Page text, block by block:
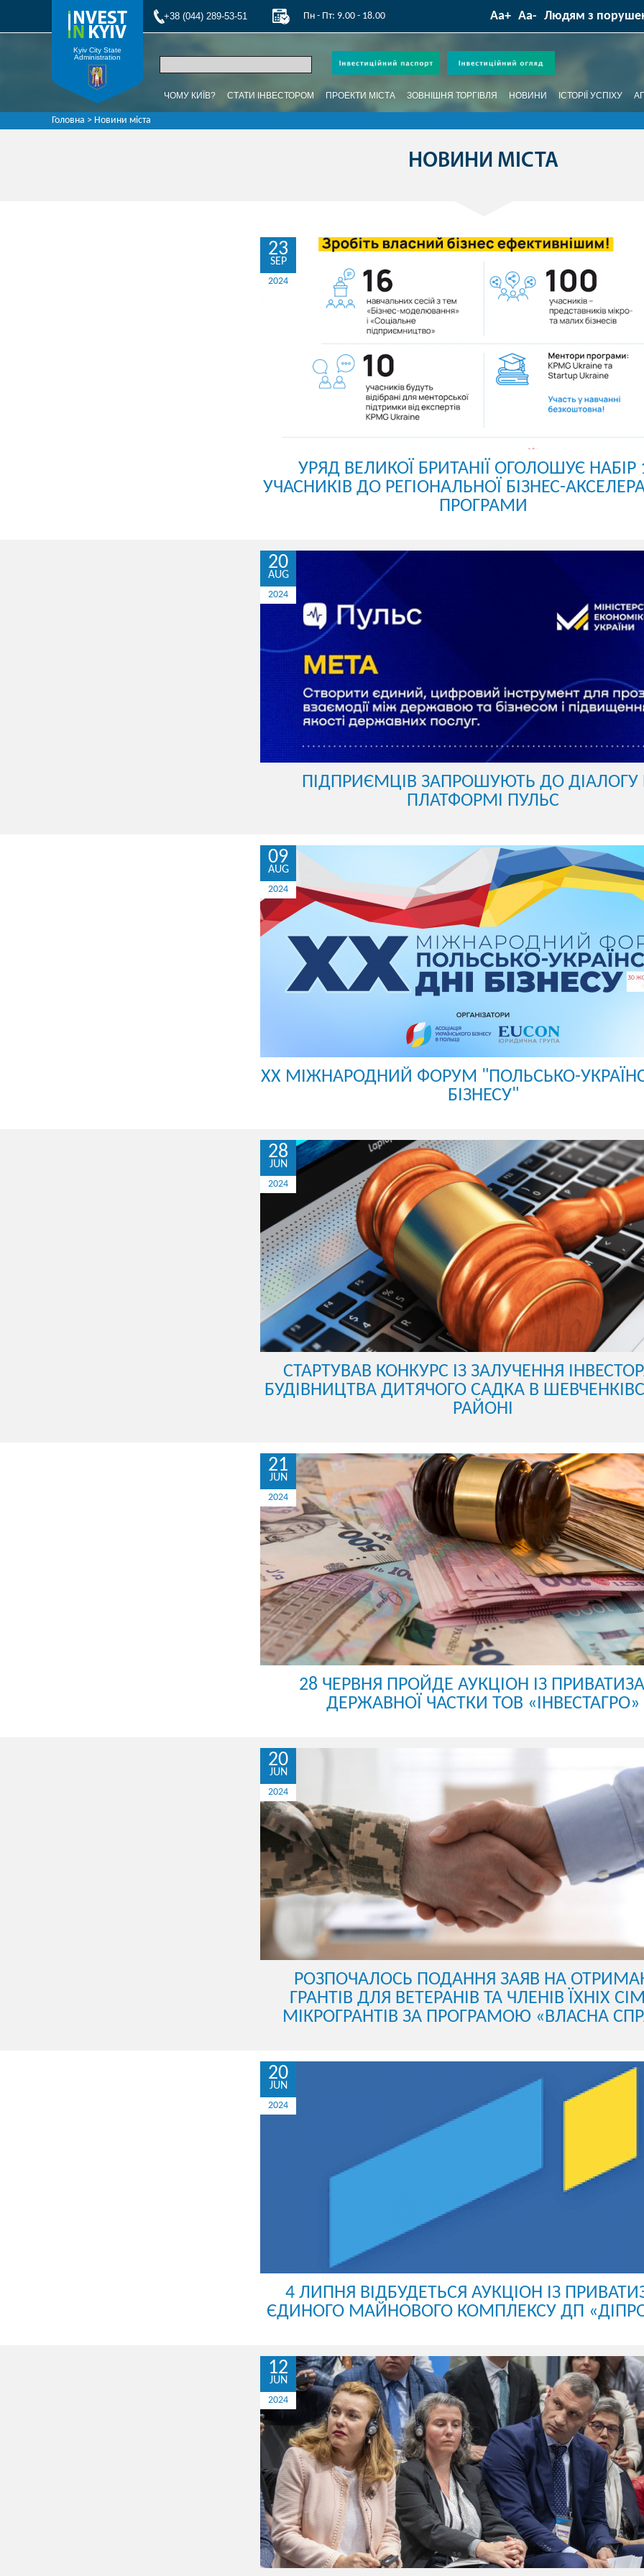
Kyiv City State
Administration
+38 (044) 289-53-51 Пн - Пт: 9.00 - 18.00 Людям з
Аа-
Аа+
ЧОМУ КИЇВ? СТАТИ ІНВЕСТОРОМ ПРОЕКТИ МІСТА ЗОВНІШНЯ ТОРГІВЛЯ НОВИНИ ІСТОРІЇ УСПІХУ
Головна > Новини міста
НОВИНИ МІСТА
23
SEP
2024
УРЯД ВЕЛИКОЇ БРИТАНІЇ ОГОЛОШУЄ НАБІР
УЧАСНИКІВ ДО РЕГІОНАЛЬНОЇ БІЗНЕС-
ПРОГРАМИ
20
AUG
2024
​ПІДПРИЄМЦІВ ЗАПРОШУЮТЬ ДО ДІАЛОГУ
ПЛАТФОРМІ ПУЛЬС
09
AUG
2024
XX МІЖНАРОДНИЙ ФОРУМ "ПОЛЬСЬКО-
БІЗНЕСУ"
28
JUN
2024
СТАРТУВАВ КОНКУРС ІЗ ЗАЛУЧЕННЯ
БУДІВНИЦТВА ДИТЯЧОГО САДКА В
РАЙОНІ
21
JUN
2024
28 ЧЕРВНЯ ПРОЙДЕ АУКЦІОН ІЗ
ДЕРЖАВНОЇ ЧАСТКИ ТОВ «ІНВЕСТАГРО»
20
JUN
2024
РОЗПОЧАЛОСЬ ПОДАННЯ ЗАЯВ НА
ГРАНТІВ ДЛЯ ВЕТЕРАНІВ ТА ЧЛЕНІВ ЇХНІХ
МІКРОГРАНТІВ ЗА ПРОГРАМОЮ «ВЛАСНА
20
JUN
2024
4 ЛИПНЯ ВІДБУДЕТЬСЯ АУКЦІОН ІЗ
ЄДИНОГО МАЙНОВОГО КОМПЛЕКСУ ДП
12
JUN
2024